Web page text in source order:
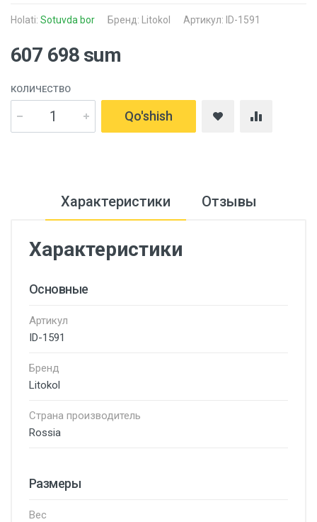
Holati: Sotuvda bor Бренд: Litokol Артикул: ID-1591
607 698 sum
КОЛИЧЕСТВО
Qo'shish
Характеристики Отзывы
Характеристики
Основные
Артикул
ID-1591
Бренд
Litokol
Страна производитель
Rossia
Размеры
Вес